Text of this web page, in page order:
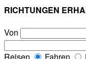
RICHTUNGEN
Von